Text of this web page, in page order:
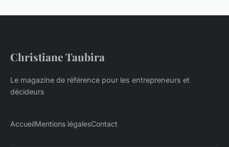
Christiane Taubira
Le magazine de référence pour les entrepreneurs et
décideurs
AccueilMentions légalesContact